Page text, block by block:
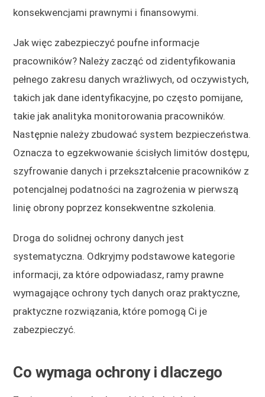
konsekwencjami prawnymi i finansowymi.
Jak więc zabezpieczyć poufne informacje
pracowników? Należy zacząć od zidentyfikowania
pełnego zakresu danych wrażliwych, od oczywistych,
takich jak dane identyfikacyjne, po często pomijane,
takie jak analityka monitorowania pracowników.
Następnie należy zbudować system bezpieczeństwa.
Oznacza to egzekwowanie ścisłych limitów dostępu,
szyfrowanie danych i przekształcenie pracowników z
potencjalnej podatności na zagrożenia w pierwszą
linię obrony poprzez konsekwentne szkolenia.
Droga do solidnej ochrony danych jest
systematyczna. Odkryjmy podstawowe kategorie
informacji, za które odpowiadasz, ramy prawne
wymagające ochrony tych danych oraz praktyczne,
praktyczne rozwiązania, które pomogą Ci je
zabezpieczyć.
Co wymaga ochrony i dlaczego